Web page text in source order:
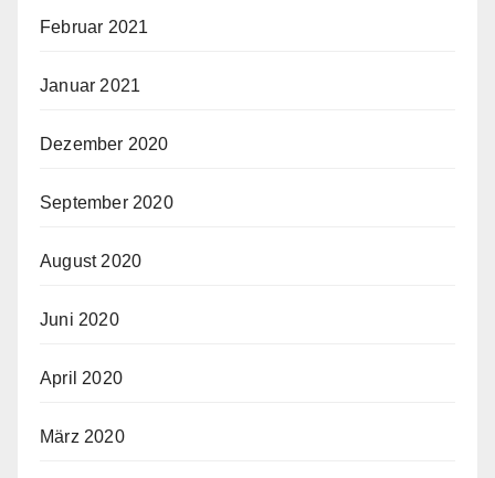
Februar 2021
Januar 2021
Dezember 2020
September 2020
August 2020
Juni 2020
April 2020
März 2020